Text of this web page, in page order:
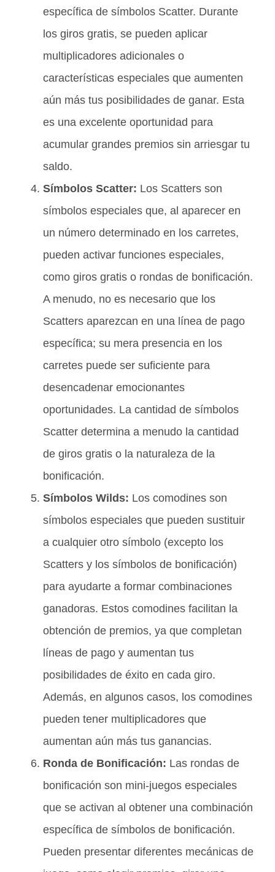
específica de símbolos Scatter. Durante
los giros gratis, se pueden aplicar
multiplicadores adicionales o
características especiales que aumenten
aún más tus posibilidades de ganar. Esta
es una excelente oportunidad para
acumular grandes premios sin arriesgar tu
saldo.
Símbolos Scatter: Los Scatters son
símbolos especiales que, al aparecer en
un número determinado en los carretes,
pueden activar funciones especiales,
como giros gratis o rondas de bonificación.
A menudo, no es necesario que los
Scatters aparezcan en una línea de pago
específica; su mera presencia en los
carretes puede ser suficiente para
desencadenar emocionantes
oportunidades. La cantidad de símbolos
Scatter determina a menudo la cantidad
de giros gratis o la naturaleza de la
bonificación.
Símbolos Wilds: Los comodines son
símbolos especiales que pueden sustituir
a cualquier otro símbolo (excepto los
Scatters y los símbolos de bonificación)
para ayudarte a formar combinaciones
ganadoras. Estos comodines facilitan la
obtención de premios, ya que completan
líneas de pago y aumentan tus
posibilidades de éxito en cada giro.
Además, en algunos casos, los comodines
pueden tener multiplicadores que
aumentan aún más tus ganancias.
Ronda de Bonificación: Las rondas de
bonificación son mini-juegos especiales
que se activan al obtener una combinación
específica de símbolos de bonificación.
Pueden presentar diferentes mecánicas de